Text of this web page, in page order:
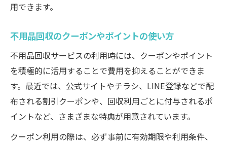
用できます。
不用品回収のクーポンやポイントの使い方
不用品回収サービスの利用時には、クーポンやポイント
を積極的に活用することで費用を抑えることができま
す。最近では、公式サイトやチラシ、LINE登録などで配
布される割引クーポンや、回収利用ごとに付与されるポ
イントなど、さまざまな特典が用意されています。
クーポン利用の際は、必ず事前に有効期限や利用条件、